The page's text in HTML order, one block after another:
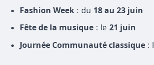
Fashion Week : du 18 au 23 juin
Fête de la musique : le 21 juin
Journée Communauté classique :